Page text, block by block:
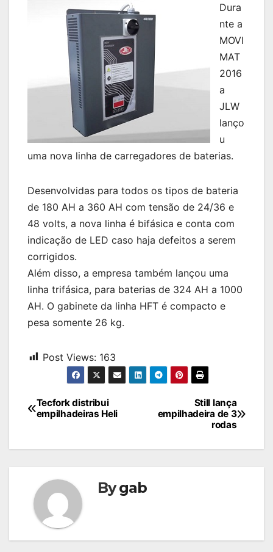
Dura
nte a
MOVI
MAT
2016
a
JLW
lanço
u
uma nova linha de carregadores de baterias.
Desenvolvidas para todos os tipos de bateria
de 180 AH a 360 AH com tensão de 24/36 e
48 volts, a nova linha é bifásica e conta com
indicação de LED caso haja defeitos a serem
corrigidos.
Além disso, a empresa também lançou uma
linha trifásica, para baterias de 324 AH a 1000
AH. O gabinete da linha HFT é compacto e
pesa somente 26 kg.
Post Views: 163
Navegação
de
Still lança
empilhadeira de 3
rodas
Tecfork distribui
empilhadeiras Heli
Bygab